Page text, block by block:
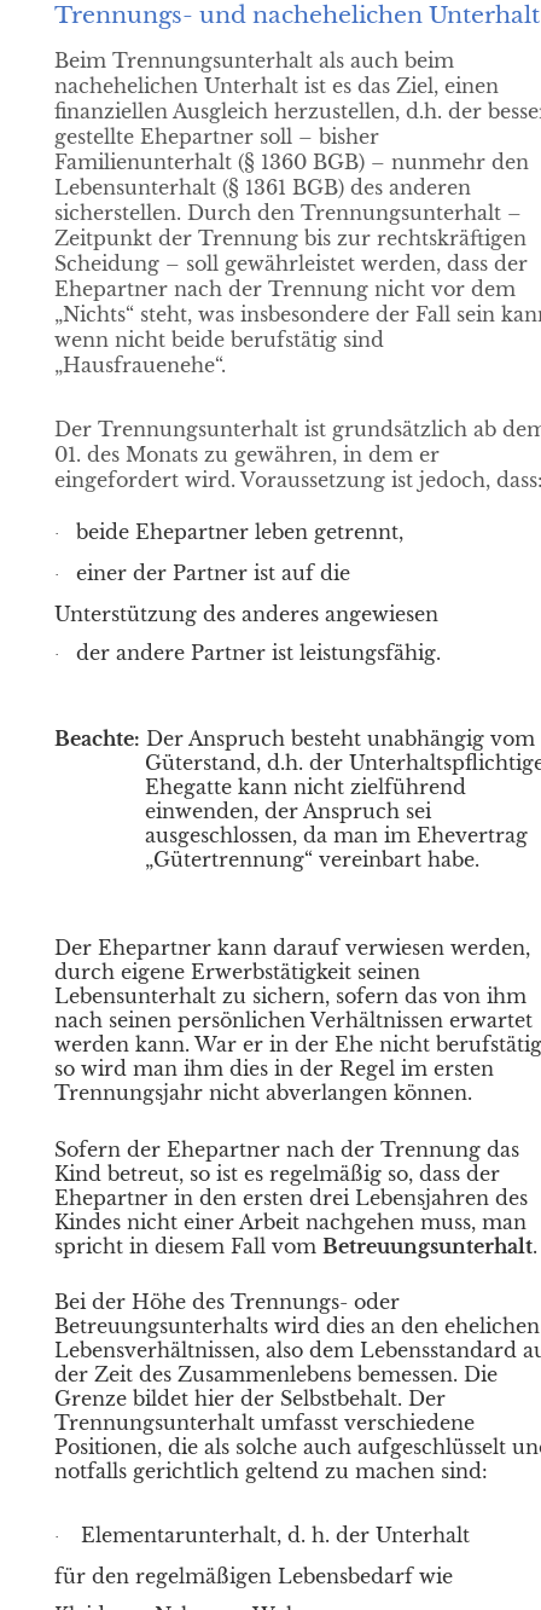
Trennungs- und nachehelichen Unterhalt
Beim Trennungsunterhalt als auch beim
nachehelichen Unterhalt ist es das Ziel, einen
finanziellen Ausgleich herzustellen, d.h. der
gestellte Ehepartner soll – bisher
Familienunterhalt (§ 1360 BGB) – nunmehr den
Lebensunterhalt (§ 1361 BGB) des anderen
sicherstellen. Durch den Trennungsunterhalt –
Zeitpunkt der Trennung bis zur rechtskräftigen
Scheidung – soll gewährleistet werden, dass der
Ehepartner nach der Trennung nicht vor dem
„Nichts“ steht, was insbesondere der Fall sein
wenn nicht beide berufstätig sind
„Hausfrauenehe“.
Der Trennungsunterhalt ist grundsätzlich ab
01. des Monats zu gewähren, in dem er
eingefordert wird. Voraussetzung ist jedoch,
· beide Ehepartner leben getrennt,
·
einer der Partner ist auf die
Unterstützung des anderes angewiesen
· der andere Partner ist leistungsfähig.
Beachte: Der Anspruch besteht unabhängig vom
Güterstand, d.h. der
Ehegatte kann nicht zielführend
einwenden, der Anspruch sei
ausgeschlossen, da man im Ehevertrag
„Gütertrennung“ vereinbart habe.
Der Ehepartner kann darauf verwiesen werden,
durch eigene Erwerbstätigkeit seinen
Lebensunterhalt zu sichern, sofern das von ihm
nach seinen persönlichen Verhältnissen erwartet
werden kann. War er in der Ehe nicht berufstätig
so wird man ihm dies in der Regel im ersten
Trennungsjahr nicht abverlangen können.
Sofern der Ehepartner nach der Trennung das
Kind betreut, so ist es regelmäßig so, dass der
Ehepartner in den ersten drei Lebensjahren des
Kindes nicht einer Arbeit nachgehen muss, man
spricht in diesem Fall vom Betreuungsunterhalt.
Bei der Höhe des Trennungs- oder
Betreuungsunterhalts wird dies an den ehelichen
Lebensverhältnissen, also dem Lebensstandard
der Zeit des Zusammenlebens bemessen. Die
Grenze bildet hier der Selbstbehalt. Der
Trennungsunterhalt umfasst verschiedene
Positionen, die als solche auch aufgeschlüsselt
notfalls gerichtlich geltend zu machen sind:
·
Elementarunterhalt, d. h. der Unterhalt
für den regelmäßigen Lebensbedarf wie